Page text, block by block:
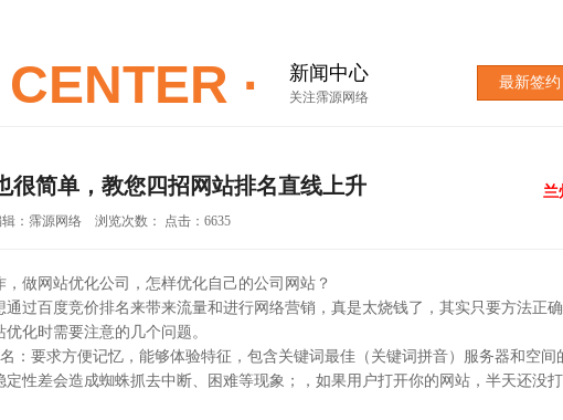
CENTER · 新闻中心
关注霈源网络
最新签约
兰
很简单，教您四招网站排名直线上升
辑：霈源网络 浏览次数： 点击：6635
， 做网站优化公司， 怎样优化自己的公司网站？
通过百度竞价排名来带来流量和进行网络营销，真是太烧钱了，其实只要方法正
化时需要注意的几个问题。
：要求方便记忆，能够体验特征，包含关键词最佳（关键词拼音）服务器和空
性差会造成蜘蛛抓去中断、困难等现象；，如果用户打开你的网站，半天还没